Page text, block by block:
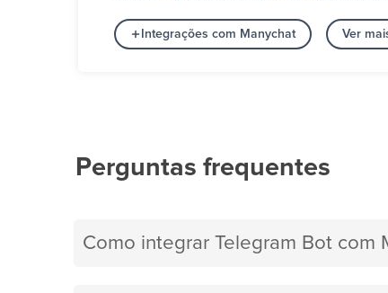
Integrações com Manychat Ver
Perguntas frequentes
Como integrar Telegram Bot com